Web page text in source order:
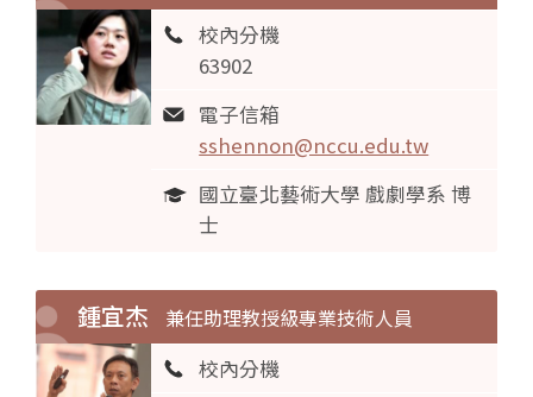
校內分機
63902
電子信箱
sshennon@nccu.edu.tw
國立臺北藝術大學 戲劇學系 博
士
鍾宜杰 兼任助理教授級專業技術人員
校內分機